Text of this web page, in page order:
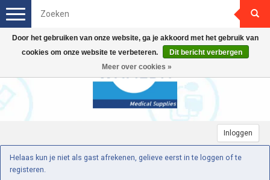
Inloggen
Toggle
Helaas kun je niet als gast afrekenen, gelieve eerst in te loggen of te
registeren.
Door het gebruiken van onze website, ga je akkoord met het gebruik van
cookies om onze website te verbeteren.
Dit bericht verbergen
Meer over cookies »